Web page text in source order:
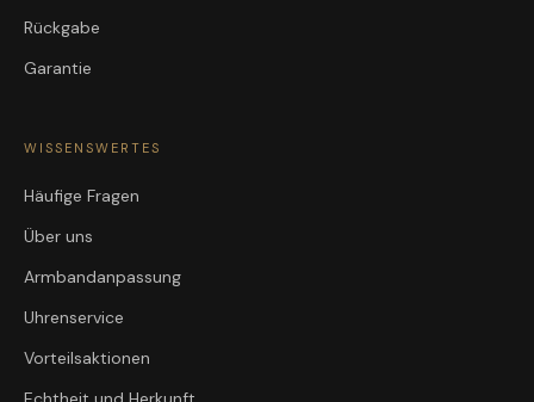
Rückgabe
Garantie
WISSENSWERTES
Häufige Fragen
Über uns
Armbandanpassung
Uhrenservice
Vorteilsaktionen